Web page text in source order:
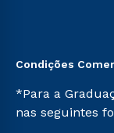
Condições
*Para a
nas seguintes